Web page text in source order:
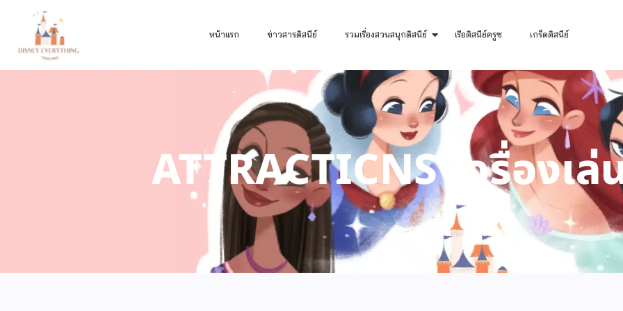
หน้าแรก ข่าวสารดิสนีย์ รวมเรื่องสวนสนุกดิสนีย์ เรือดิสนีย์ครูซ เกร็ดดิสนีย์
ATTRACTICNS เครื่องเล่